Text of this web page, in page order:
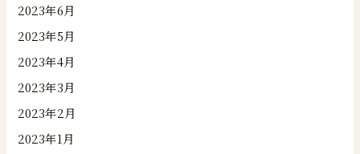
2023年6月
2023年5月
2023年4月
2023年3月
2023年2月
2023年1月